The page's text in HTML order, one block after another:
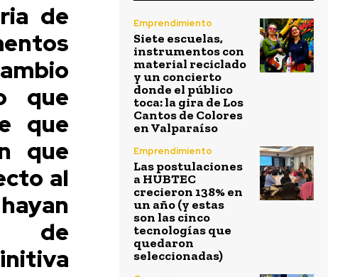
de
que
que
que
al
de
Emprendimiento
Siete escuelas,
instrumentos con
material reciclado
y un concierto
donde el público
toca: la gira de Los
Cantos de Colores
en Valparaíso
Emprendimiento
Las postulaciones
a HUBTEC
crecieron 138% en
un año (y estas
son las cinco
tecnologías que
quedaron
seleccionadas)